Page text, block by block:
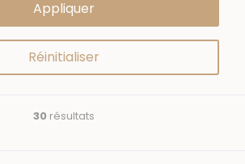
30 résultats